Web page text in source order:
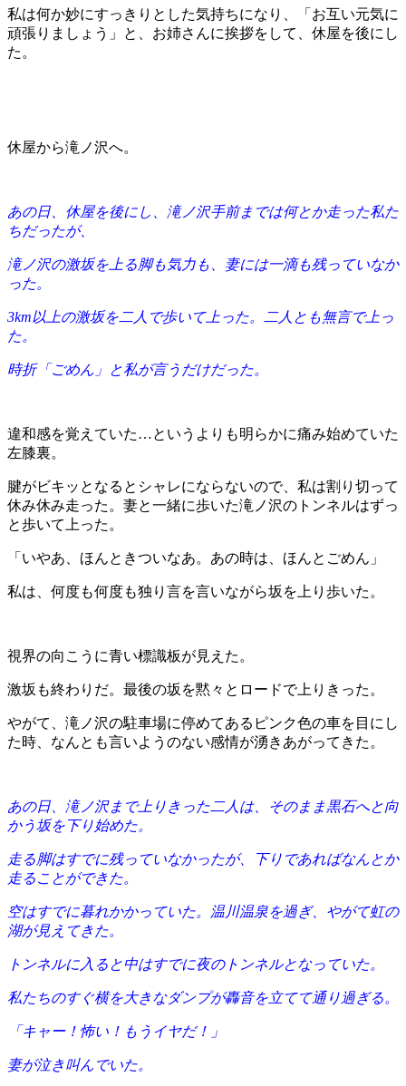
私は何か妙にすっきりとした気持ちになり、「お互い元気に
頑張りましょう」と、お姉さんに挨拶をして、休屋を後にし
た。
休屋から滝ノ沢へ。
あの日、休屋を後にし、滝ノ沢手前までは何とか走った私た
ちだったが、
滝ノ沢の激坂を上る脚も気力も、妻には一滴も残っていなか
った。
3km以上の激坂を二人で歩いて上った。二人とも無言で上っ
た。
時折「ごめん」と私が言うだけだった。
違和感を覚えていた…というよりも明らかに痛み始めていた
左膝裏。
腱がビキッとなるとシャレにならないので、私は割り切って
休み休み走った。妻と一緒に歩いた滝ノ沢のトンネルはずっ
と歩いて上った。
「いやあ、ほんときついなあ。あの時は、ほんとごめん」
私は、何度も何度も独り言を言いながら坂を上り歩いた。
視界の向こうに青い標識板が見えた。
激坂も終わりだ。 最後の坂を黙々とロードで上りきった。
やがて、滝ノ沢の駐車場に停めてあるピンク色の車を目にし
た時、なんとも言いようのない感情が湧きあがってきた。
あの日、滝ノ沢まで上りきった二人は、そのまま黒石へと向
かう坂を下り始めた。
走る脚はすでに残っていなかったが、下りであればなんとか
走ることができた。
空はすでに暮れかかっていた。温川温泉を過ぎ、やがて虹の
湖が見えてきた。
トンネルに入ると中はすでに夜のトンネルとなっていた。
私たちのすぐ横を大きなダンプが轟音を立てて通り過ぎる。
「キャー！怖い！もうイヤだ！」
妻が泣き叫んでいた。